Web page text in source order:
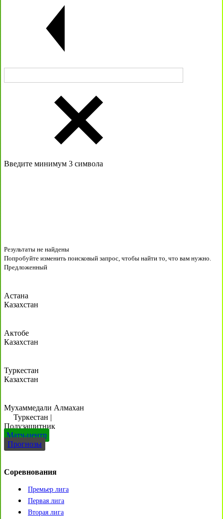
Введите минимум 3 символа
Результаты не найдены
Попробуйте изменить поисковый запрос, чтобы найти то, что вам нужно.
Предложенный
Астана
Казахстан
Актобе
Казахстан
Туркестан
Казахстан
Мухаммедали Алмахан
Туркестан |
Полузащитник
Матч-центр
Прогнозы
Соревнования
Премьер лига
Первая лига
Вторая лига